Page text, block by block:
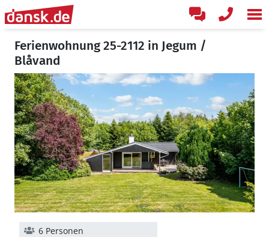
Ferienwohnung 25-2112 in Jegum /
Blåvand
6 Personen